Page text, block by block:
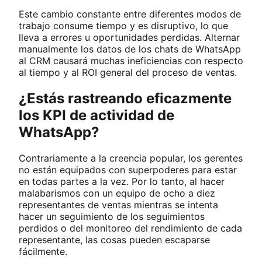
Este cambio constante entre diferentes modos de
trabajo consume tiempo y es disruptivo, lo que
lleva a errores u oportunidades perdidas. Alternar
manualmente los datos de los chats de WhatsApp
al CRM causará muchas ineficiencias con respecto
al tiempo y al ROI general del proceso de ventas.
¿Estás rastreando eficazmente
los KPI de actividad de
WhatsApp?
Contrariamente a la creencia popular, los gerentes
no están equipados con superpoderes para estar
en todas partes a la vez. Por lo tanto, al hacer
malabarismos con un equipo de ocho a diez
representantes de ventas mientras se intenta
hacer un seguimiento de los seguimientos
perdidos o del monitoreo del rendimiento de cada
representante, las cosas pueden escaparse
fácilmente.